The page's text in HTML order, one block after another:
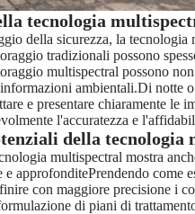
tecnologia
della sicurezza, la
tradizionali possono
multispectral possono
ambientali.Di notte
e presentare chiaramente
l'accuratezza e
della tecnologia
multispectral mostra
approfonditePrendendo come
con maggiore precisione i
di piani di